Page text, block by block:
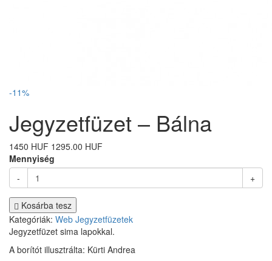
-11%
Jegyzetfüzet – Bálna
1450 HUF 1295.00 HUF
Mennyiség
-
+
Kosárba tesz
Kategóriák: Web Jegyzetfüzetek
Jegyzetfüzet sima lapokkal.
A borítót illusztrálta: Kürti Andrea